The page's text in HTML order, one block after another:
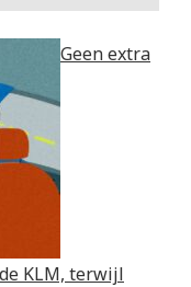
Geen extra
KLM, terwijl